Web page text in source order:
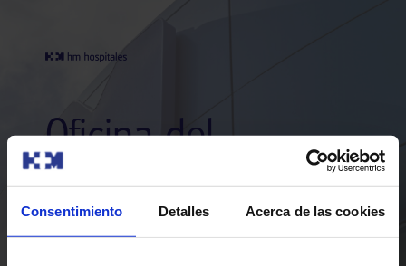
Consentimiento Detalles Acerca de las cookies
Oficina del
médico
Mis datos económicos